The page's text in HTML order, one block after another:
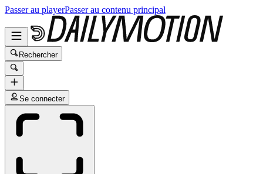
Passer au playerPasser au contenu principal
Rechercher
Se connecter